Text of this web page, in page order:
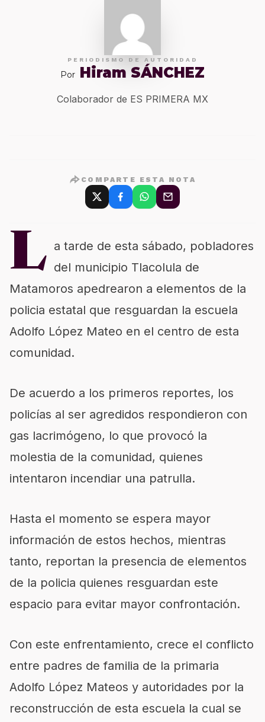
PERIODISMO DE AUTORIDAD
Por Hiram SÁNCHEZ
Colaborador de ES PRIMERA MX
COMPARTE ESTA NOTA
L a tarde de esta sábado, pobladores
del municipio Tlacolula de
Matamoros apedrearon a elementos de la
policia estatal que resguardan la escuela
Adolfo López Mateo en el centro de esta
comunidad.
De acuerdo a los primeros reportes, los
policías al ser agredidos respondieron con
gas lacrimógeno, lo que provocó la
molestia de la comunidad, quienes
intentaron incendiar una patrulla.
Hasta el momento se espera mayor
información de estos hechos, mientras
tanto, reportan la presencia de elementos
de la policia quienes resguardan este
espacio para evitar mayor confrontación.
Con este enfrentamiento, crece el conflicto
entre padres de familia de la primaria
Adolfo López Mateos y autoridades por la
reconstrucción de esta escuela la cual se